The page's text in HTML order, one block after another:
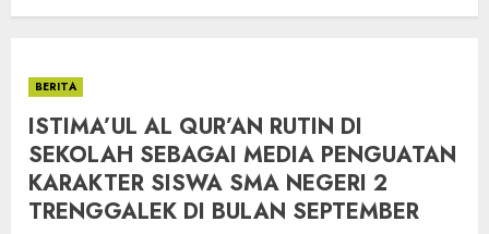
BERITA
ISTIMA’UL AL QUR’AN RUTIN DI
SEKOLAH SEBAGAI MEDIA PENGUATAN
KARAKTER SISWA SMA NEGERI 2
TRENGGALEK DI BULAN SEPTEMBER